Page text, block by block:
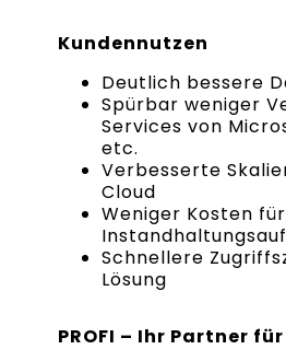
Kundennutzen
Deutlich bessere
Spürbar weniger
Services von
etc.
Verbesserte
Cloud
Weniger Kosten
Schnellere
Lösung
PROFI – Ihr Partner